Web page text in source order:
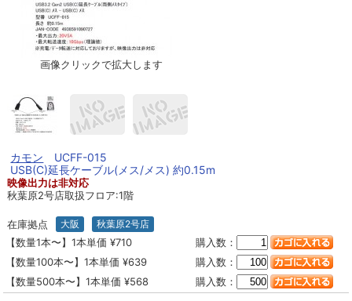
画像クリックで拡大します
カモン UCFF-015
USB(C)延長ケーブル(メス/メス) 約0.15m
映像出力は非対応
秋葉原2号店取扱フロア:1階
在庫拠点 大阪 秋葉原2号店
【数量1本〜】1本単価 ¥710
購入数：
【数量100本〜】1本単価 ¥639
購入数：
【数量500本〜】1本単価 ¥568
購入数：